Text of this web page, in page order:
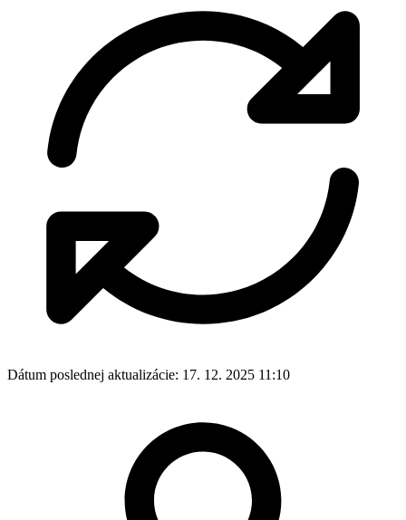
Dátum poslednej aktualizácie: 17. 12. 2025 11:10